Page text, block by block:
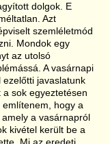
dolgok. E
Azt
szemléletmód
Mondok egy
az utolsó
A vasárnapi
javaslatunk
sok egyeztetésen
hogy a
a vasárnapról
kivétel került be a